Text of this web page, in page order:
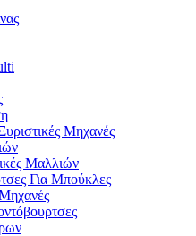
Μηχανές
Μαλλιών
Για Μπούκλες